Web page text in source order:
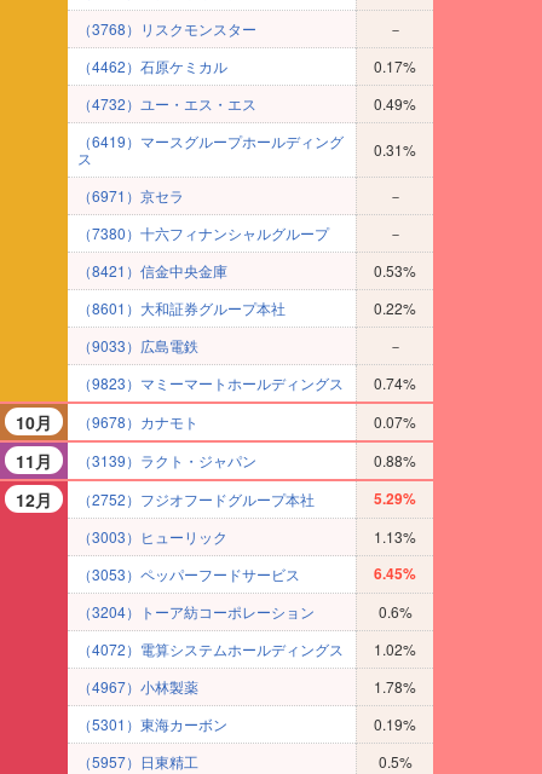
（3768）リスクモンスター
－
（4462）石原ケミカル
0.17%
（4732）ユー・エス・エス
0.49%
（6419）マースグループホールディング
ス
0.31%
（6971）京セラ
－
（7380）十六フィナンシャルグループ
－
（8421）信金中央金庫
0.53%
（8601）大和証券グループ本社
0.22%
（9033）広島電鉄
－
（9823）マミーマートホールディングス
0.74%
10月 （9678）カナモト 0.07%
11月 （3139）ラクト・ジャパン 0.88%
12月 （2752）フジオフードグループ本社 5.29%
（3003）ヒューリック
1.13%
（3053）ペッパーフードサービス
6.45%
（3204）トーア紡コーポレーション
0.6%
（4072）電算システムホールディングス
1.02%
（4967）小林製薬
1.78%
（5301）東海カーボン
0.19%
（5957）日東精工
0.5%